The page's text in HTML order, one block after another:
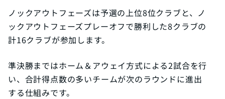
ノックアウトフェーズは予選の上位8位クラブと、ノ
ックアウトフェーズプレーオフで勝利した8クラブの
計16クラブが参加します。
準決勝まではホーム＆アウェイ方式による2試合を行
い、合計得点数の多いチームが次のラウンドに進出
する仕組みです。